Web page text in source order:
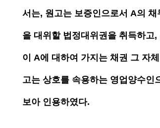
서는, 원고는 보증인으로서 A의
을 대위할 법정대위권을 취득하고
이 A에 대하여 가지는 채권 그 자
고는 상호를 속용하는 영업양수인
보아 인용하였다.